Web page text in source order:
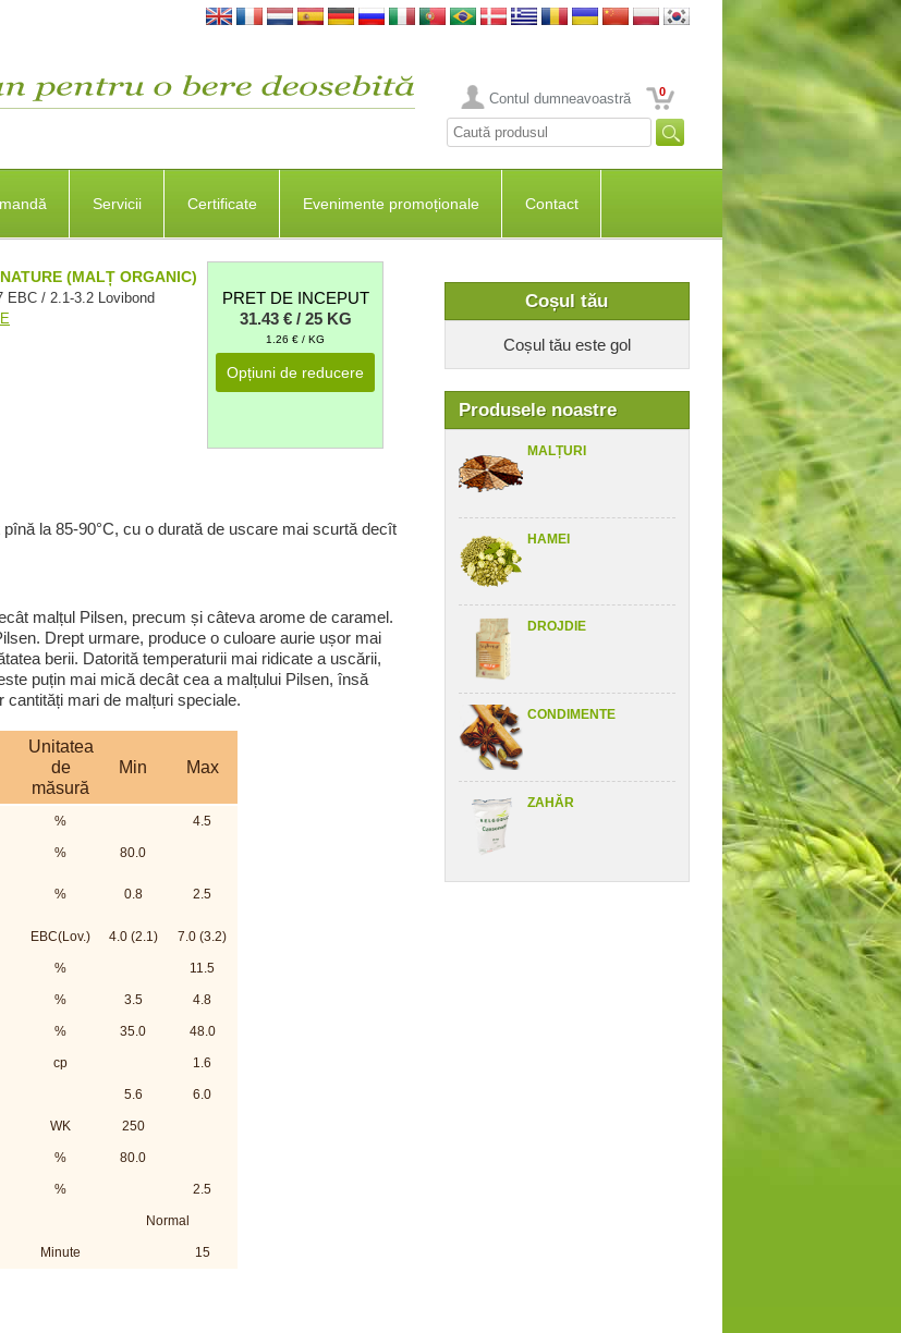
Contul dumneavoastră 0
Servicii Certificate Evenimente promoționale Contact
Coșul tău
Coșul tău este gol
Produsele noastre
MALȚURI
HAMEI
DROJDIE
CONDIMENTE
ZAHĂR
(MALȚ ORGANIC)
EBC / 2.1-3.2 Lovibond
PRET DE INCEPUT
31.43 € / 25 KG
1.26 € / KG
Opțiuni de reducere
la 85-90°C, cu o durată de uscare mai scurtă decît
malțul Pilsen, precum și câteva arome de caramel.
Drept urmare, produce o culoare aurie ușor mai
berii. Datorită temperaturii mai ridicate a uscării,
puțin mai mică decât cea a malțului Pilsen, însă
cantități mari de malțuri speciale.
Unitatea
de
măsură
Min Max
% 4.5
% 80.0
% 0.8 2.5
EBC(Lov.) 4.0 (2.1) 7.0 (3.2)
% 11.5
% 3.5 4.8
% 35.0 48.0
cp 1.6
5.6 6.0
WK 250
% 80.0
% 2.5
Normal
Minute 15